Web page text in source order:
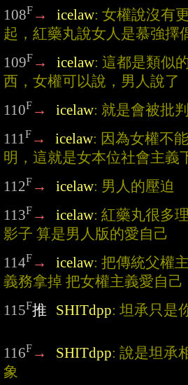
108F → icelaw: 女權說沒有
起，紅藥丸說女人是慕強擇
109F → icelaw: 這都是類似
西，女權可以說，男人說了
110F → icelaw: 就是會被批判
111F → icelaw: 因為女權不
明，這就是女本位社會主義
112F → icelaw: 男人的壓迫
113F → icelaw: 紅藥丸很多
影子 算是男人版的愛自己
114F → icelaw: 把傳統父權
義務拿掉 把女權主義愛自己
115F推 SHITdpp: 坦承只是
116F → SHITdpp: 說是坦承
象